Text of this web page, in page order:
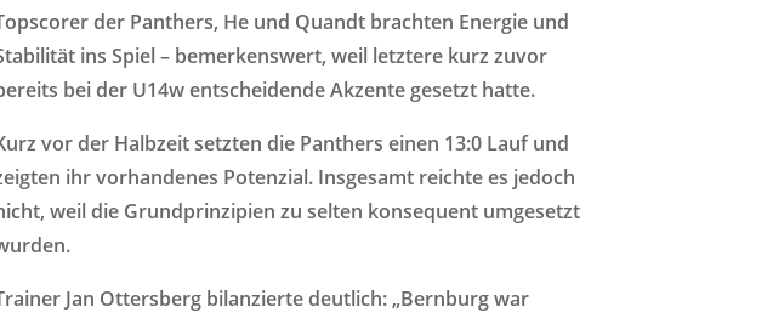
der Panthers, He und Quandt brachten Energie und
ins Spiel – bemerkenswert, weil letztere kurz zuvor
bei der U14w entscheidende Akzente gesetzt hatte.
vor der Halbzeit setzten die Panthers einen 13:0 Lauf und
ihr vorhandenes Potenzial. Insgesamt reichte es jedoch
weil die Grundprinzipien zu selten konsequent umgesetzt
Jan Ottersberg bilanzierte deutlich: „Bernburg war